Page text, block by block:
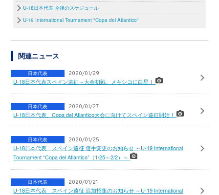
U-18日本代表 今後のスケジュール
U-19 International Tournament "Copa del Atlantico"
関連ニュース
日本代表 2020/01/29
U-18日本代表スペイン遠征～大会初戦、メキシコに白星！
日本代表 2020/01/27
U-18日本代表、Copa del Atlantico大会に向けてスペイン遠征開始！
日本代表 2020/01/25
U-18日本代表 スペイン遠征 選手変更のお知らせ ～U-19 International
Tournament “Copa del Atlantico”（1/25～2/2）～
日本代表 2020/01/21
U-18日本代表 スペイン遠征 追加招集のお知らせ ～U-19 International